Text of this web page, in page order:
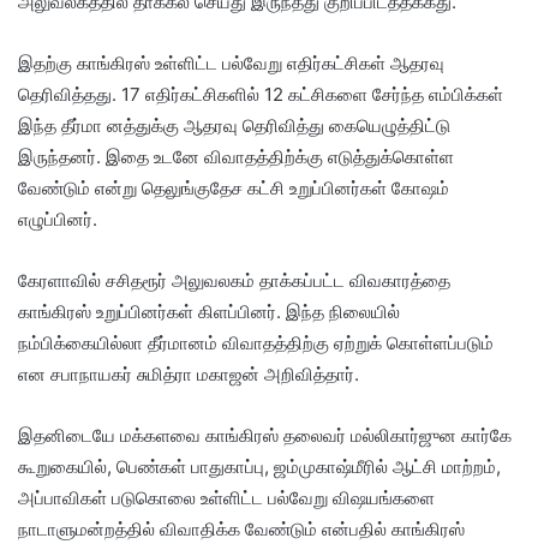
இதற்கு காங்கிரஸ் உள்ளிட்ட பல்வேறு எதிர்கட்சிகள் ஆதரவு
தெரிவித்தது. 17 எதிர்கட்சிகளில் 12 கட்சிகளை சேர்ந்த எம்பிக்கள்
இந்த தீர்மா னத்துக்கு ஆதரவு தெரிவித்து கையெழுத்திட்டு
இருந்தனர். இதை உடனே விவாதத்திற்க்கு எடுத்துக்கொள்ள
வேண்டும் என்று தெலுங்குதேச கட்சி உறுப்பினர்கள் கோஷம்
எழுப்பினர்.
கேரளாவில் சசிதரூர் அலுவலகம் தாக்கப்பட்ட விவகாரத்தை
காங்கிரஸ் உறுப்பினர்கள் கிளப்பினர். இந்த நிலையில்
நம்பிக்கையில்லா தீர்மானம் விவாதத்திற்கு ஏற்றுக் கொள்ளப்படும்
என சபாநாயகர் சுமித்ரா மகாஜன் அறிவித்தார்.
இதனிடையே மக்களவை காங்கிரஸ் தலைவர் மல்லிகார்ஜுன கார்கே
கூறுகையில், பெண்கள் பாதுகாப்பு, ஜம்முகாஷ்மீரில் ஆட்சி மாற்றம்,
அப்பாவிகள் படுகொலை உள்ளிட்ட பல்வேறு விஷயங்களை
நாடாளுமன்றத்தில் விவாதிக்க வேண்டும் என்பதில் காங்கிரஸ்